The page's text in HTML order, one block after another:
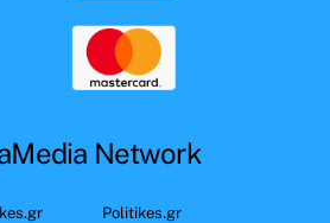
Network
Politikes.gr